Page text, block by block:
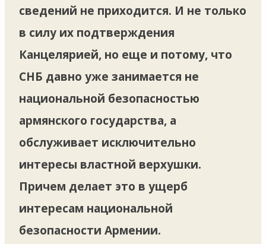
сведений не приходится. И не только
в силу их подтверждения
Канцелярией, но еще и потому, что
СНБ давно уже занимается не
национальной безопасностью
армянского государства, а
обслуживает исключительно
интересы властной верхушки.
Причем делает это в ущерб
интересам национальной
безопасности Армении.